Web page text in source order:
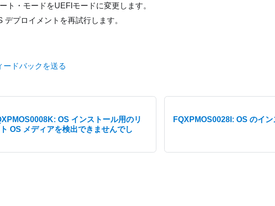
ト・モードをUEFIモードに変更します。
デプロイメントを再試行します。
ードバックを送る
OS インストール用のリ
OS メディアを検出できませんでし
FQXPMOS0028I: OS のイ